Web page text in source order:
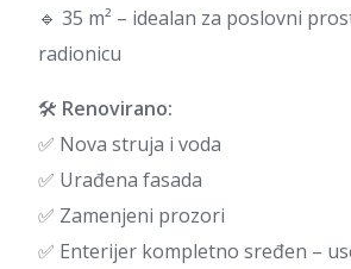
🔹 35 m² – idealan za poslovni
radionicu
🛠️ Renovirano:
✅ Nova struja i voda
✅ Urađena fasada
✅ Zamenjeni prozori
✅ Enterijer kompletno sređen –